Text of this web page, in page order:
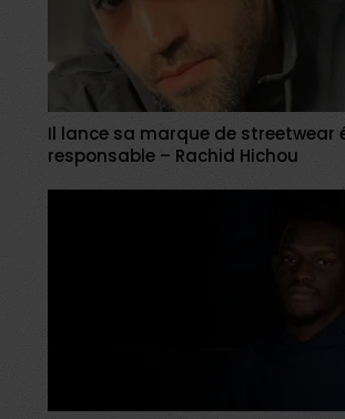
Il lance sa marque de streetwear
responsable – Rachid Hichou